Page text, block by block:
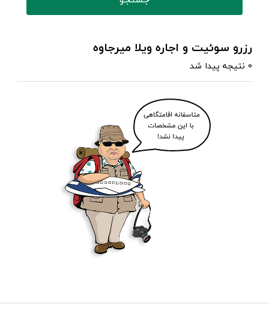
رزرو سوئیت و اجاره ویلا میرجاوه
0 نتیجه پیدا شد